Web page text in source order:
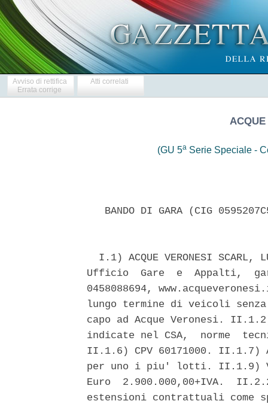
Avviso di rettifica
Errata corrige
Atti correlati
(GU 5a Serie Speciale -
BANDO DI GARA (CIG
I.1) ACQUE VERONESI SCARL,
Ufficio  Gare  e  Appalti,
0458088694,
lungo termine di veicoli
capo ad Acque Veronesi.
indicate nel CSA,  norme
II.1.6) CPV 60171000.
per uno i piu' lotti. II.1.9)
Euro  2.900.000,00+IVA.
estensioni contrattuali come